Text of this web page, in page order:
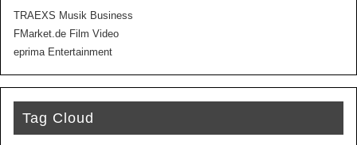
TRAEXS Musik Business
FMarket.de Film Video
eprima Entertainment
Tag Cloud